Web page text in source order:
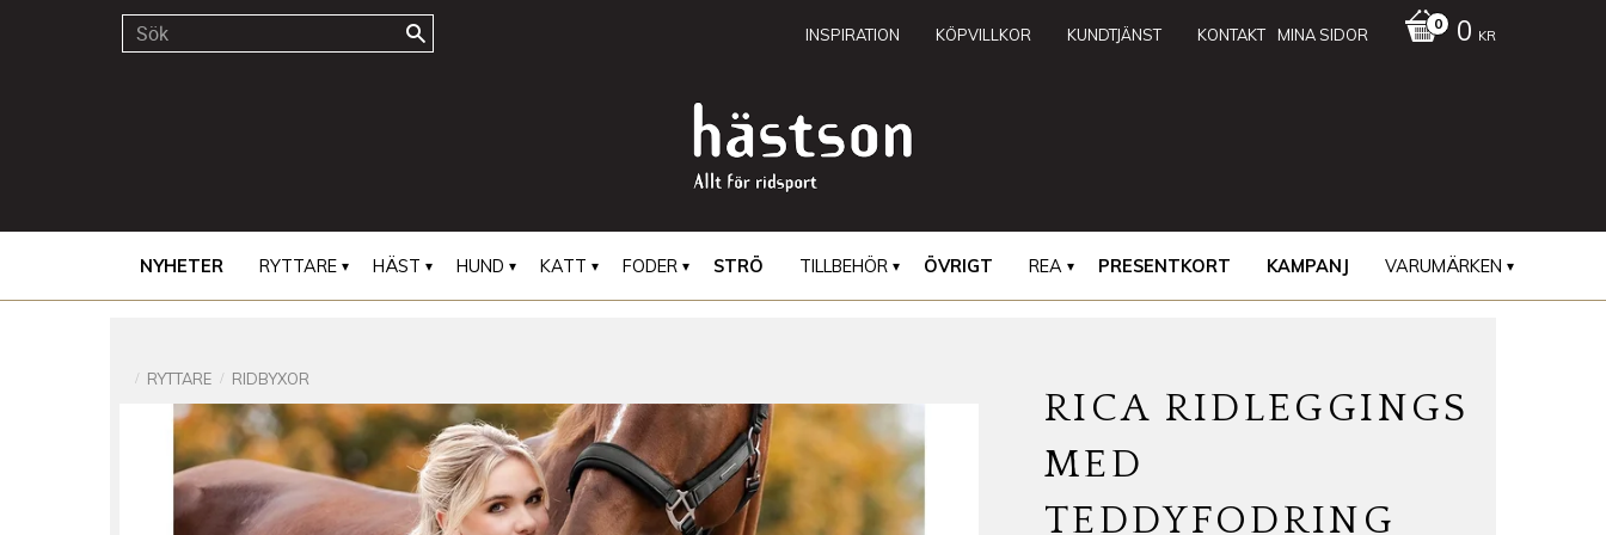
MINA SIDOR
KONTAKT
KUNDTJÄNST
KÖPVILLKOR
INSPIRATION 0 KR
NYHETER RYTTARE HÄST HUND KATT FODER STRÖ TILLBEHÖR ÖVRIGT REA PRESENTKORT KAMPANJ VARUMÄRKEN
RYTTARE RIDBYXOR
RICA RIDLEGGINGS
MED
TEDDYFODRING